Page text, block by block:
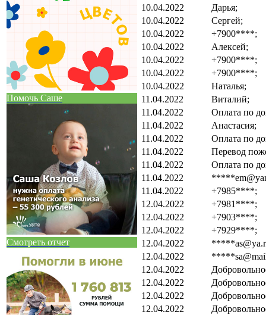
Помочь Саше
Смотреть отчет
10.04.2022
Дарья;
10.04.2022
Сергей;
10.04.2022
+7900****;
10.04.2022
Алексей;
10.04.2022
+7900****;
10.04.2022
+7900****;
10.04.2022
Наталья;
11.04.2022
Виталий;
11.04.2022
Оплата по
11.04.2022
Анастасия;
11.04.2022
Оплата по
11.04.2022
Перевод
11.04.2022
Оплата по
11.04.2022
11.04.2022
+7985****;
12.04.2022
+7981****;
12.04.2022
+7903****;
12.04.2022
+7929****;
12.04.2022
12.04.2022
12.04.2022
12.04.2022
12.04.2022
12.04.2022